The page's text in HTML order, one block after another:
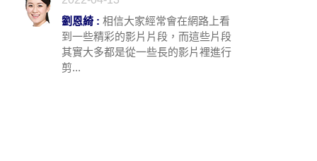
劉恩綺 : 相信大家經常會在網路上看
到一些精彩的影片片段，而這些片段
其實大多都是從一些長的影片裡進行
剪...